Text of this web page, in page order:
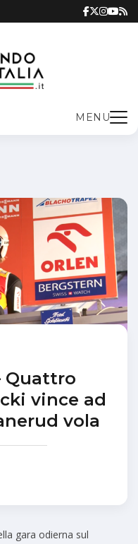
MENU
Quattro
vince ad
vola
gara odierna sul